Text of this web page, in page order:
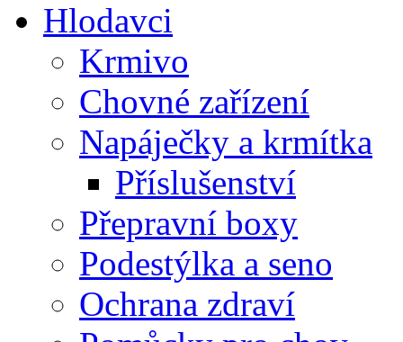
Hlodavci
Krmivo
Chovné zařízení
Napáječky a krmítka
Příslušenství
Přepravní boxy
Podestýlka a seno
Ochrana zdraví